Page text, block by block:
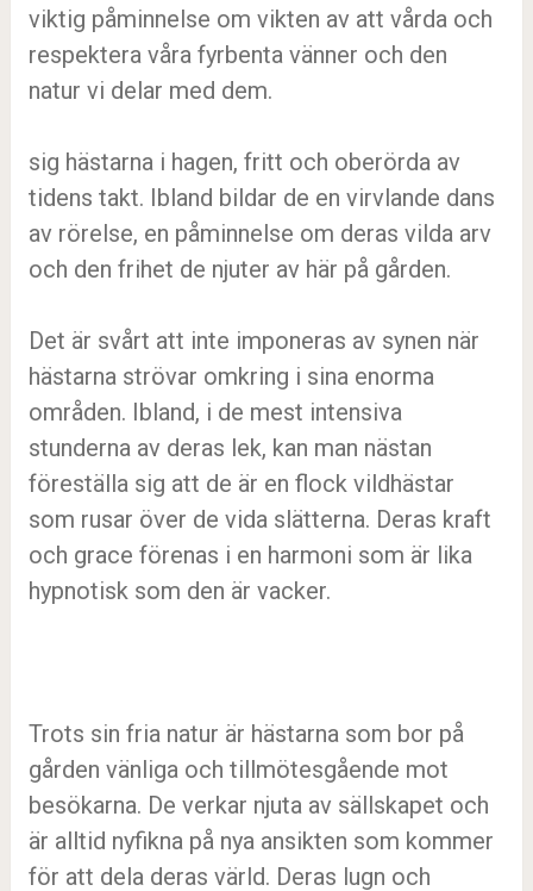
viktig påminnelse om vikten av att vårda och
respektera våra fyrbenta vänner och den
natur vi delar med dem.
sig hästarna i hagen, fritt och oberörda av
tidens takt. Ibland bildar de en virvlande dans
av rörelse, en påminnelse om deras vilda arv
och den frihet de njuter av här på gården.
Det är svårt att inte imponeras av synen när
hästarna strövar omkring i sina enorma
områden. Ibland, i de mest intensiva
stunderna av deras lek, kan man nästan
föreställa sig att de är en flock vildhästar
som rusar över de vida slätterna. Deras kraft
och grace förenas i en harmoni som är lika
hypnotisk som den är vacker.
Trots sin fria natur är hästarna som bor på
gården vänliga och tillmötesgående mot
besökarna. De verkar njuta av sällskapet och
är alltid nyfikna på nya ansikten som kommer
för att dela deras värld. Deras lugn och